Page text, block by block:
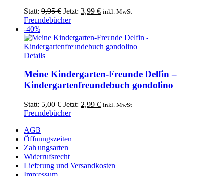
Statt: 9,95€ Ursprünglicher
Preis
9,95 €
Jetzt: 3,99 €Aktueller
3,99 €.
inkl. MwSt
Freundebücher
-40%
Details
Meine Kindergarten-Freunde Delfin –
Kindergartenfreundebuch gondolino
Statt: 5,00€ Ursprünglicher
Preis
Jetzt: 2,99 €Aktueller
inkl. MwSt
Freundebücher
AGB
Öffnungszeiten
Zahlungsarten
Widerrufsrecht
Lieferung und Versandkosten